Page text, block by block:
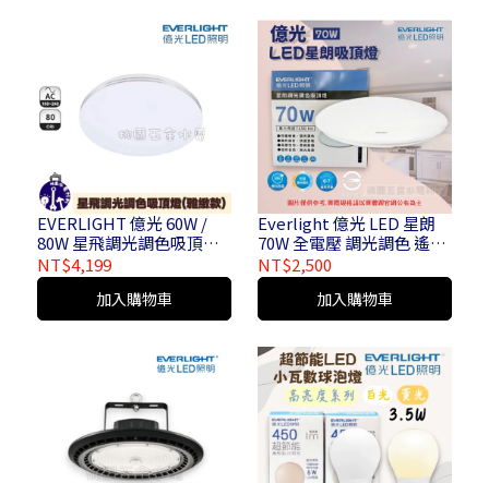
EVERLIGHT 億光 60W /
80W 星飛調光調色吸頂燈 (
雅緻款 )
NT$4,199
加入購物車
Everlight 億光 LED 星朗
70W 全電壓 調光調色 遙控
吸頂燈
NT$2,500
加入購物車